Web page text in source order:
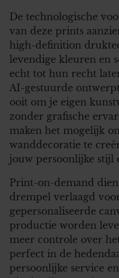
De technologische
van deze prints
high-definition
levendige kleuren en
echt tot hun recht
AI-gestuurde
ooit om je eigen
zonder grafische
maken het mogelijk
wanddecoratie te
jouw persoonlijke stijl
Print-on-demand
drempel verlaagd
gepersonaliseerde
productie worden
meer controle over
perfect in de
persoonlijke service